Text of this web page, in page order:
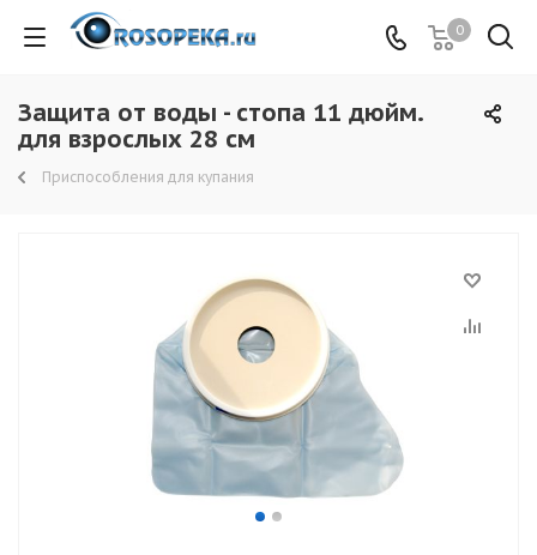
0
Защита от воды - стопа 11 дюйм.
для взрослых 28 см
Приспособления для купания